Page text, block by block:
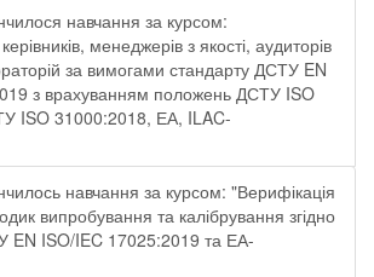
навчання за курсом:
менеджерів з якості, аудиторів
за вимогами стандарту ДСТУ EN
з врахуванням положень ДСТУ ISO
ISO 31000:2018, ЕА, ILAC-
навчання за курсом: "Верифікація
випробування та калібрування згідно
EN ISO/IEC 17025:2019 та ЕА-